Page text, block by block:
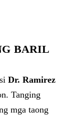
BARIL
Dr. Ramirez
Tanging
mga taong